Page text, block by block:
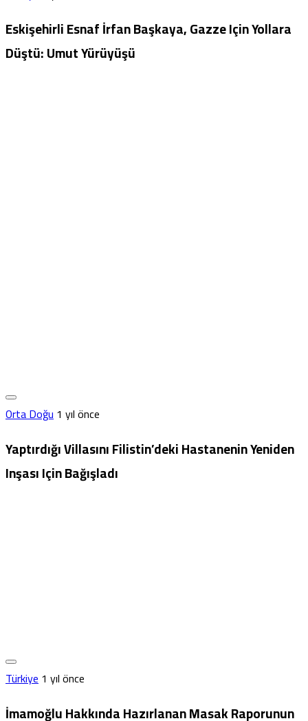
Eskişehirli Esnaf İrfan Başkaya, Gazze Için Yollara
Düştü: Umut Yürüyüşü
Orta Doğu1 yıl önce
Yaptırdığı Villasını Filistin’deki Hastanenin Yeniden
Inşası Için Bağışladı
Türkiye1 yıl önce
İmamoğlu Hakkında Hazırlanan Masak Raporunun